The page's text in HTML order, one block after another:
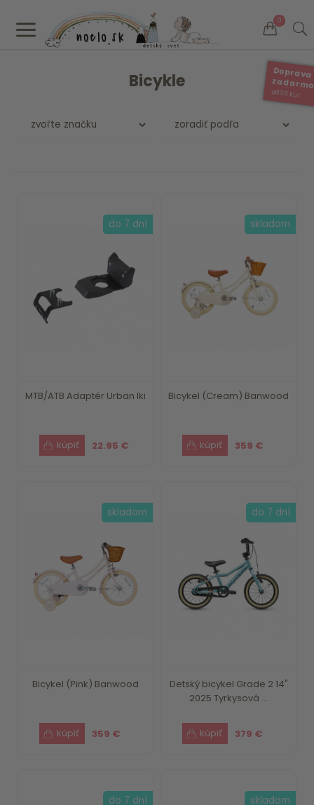
a 0
Doprava
od 35 Eur
Bicykle
MTB/ATB Adaptér Urban Iki
22.95 €
do 7 dní
Bicykel (Cream) Banwood
359 €
skladom
Bicykel (Pink) Banwood
359 €
skladom
Detský bicykel Grade 2 14"
2025 Tyrkysová ...
379 €
do 7 dní
do 7 dní skladom